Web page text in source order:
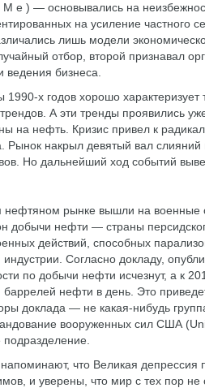
e ) — основывались на
на усиление частного
лишь модели
отбор, второй признавал
ведения бизнеса.
1990-х годов хорошо
А эти тренды проявились
на нефть. Кризис привел к
Рынок накрыл девятый вал
Но дальнейший ход событий
рынке вышли на военные
добычи нефти — страны
действий, способных
Согласно докладу,
по добычи нефти исчезнут, а к
нефти в день. Это
доклада — не какая-нибудь
вооруженных сил США
подразделение.
что Великая
и уверены, что мир с тех пор